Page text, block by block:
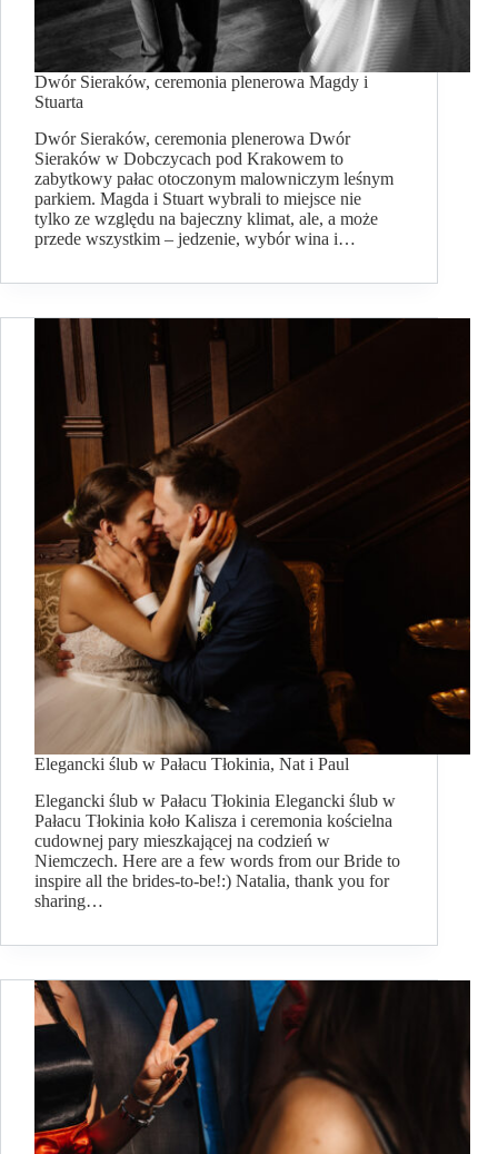
Dwór Sieraków, ceremonia plenerowa Magdy i
Stuarta
Dwór Sieraków, ceremonia plenerowa Dwór
Sieraków w Dobczycach pod Krakowem to
zabytkowy pałac otoczonym malowniczym leśnym
parkiem. Magda i Stuart wybrali to miejsce nie
tylko ze względu na bajeczny klimat, ale, a może
przede wszystkim – jedzenie, wybór wina i…
Elegancki ślub w Pałacu Tłokinia, Nat i Paul
Elegancki ślub w Pałacu Tłokinia Elegancki ślub w
Pałacu Tłokinia koło Kalisza i ceremonia kościelna
cudownej pary mieszkającej na codzień w
Niemczech. Here are a few words from our Bride to
inspire all the brides-to-be!:) Natalia, thank you for
sharing…